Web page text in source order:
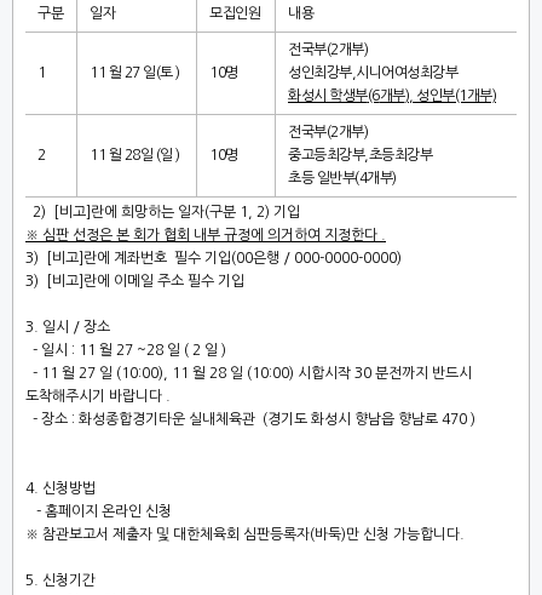
구분 일자 모집인원 내용
1 11 월 27 일(토 ) 10명
전국부(2개부)
성인최강부, 시니어여성최강부
화성시 학생부(6개부), 성인부(1개부)
2 11 월 28일 (일 ) 10명
전국부(2개부)
중고등최강부, 초등최강부
초등 일반부(4개부)
2) 비고 란에 희망하는 일자(구분 1, 2) 기입
※ ​​ 심판 선정은 본 회가 협회 내부 규정에 의거하여 지정한다
3)
비고 란에 계좌번호 필수 기입(00은행 / 000-0000-0000)
3)
비고 란에 이메일 주소 필수 기입
3. 일시 / 장소
- 일시 : 11 월 27 ~28 일 ( 2 일 )
- 11 월 27 일 (10:00), 11 월 28 일 (10:00) 시합시작 30 분전까지 반드시
도착해주시기 바랍니다
- 장소 : 화성종합경기타운 실내체육관 (경기도 화성시 향남읍 향남로 470 )
4. 신청방법
- 홈페이지 온라인 신청
※ 참관보고서 제출자 및 대한체육회 심판등록자(바둑)만 신청 가능합니다.
5. 신청기간